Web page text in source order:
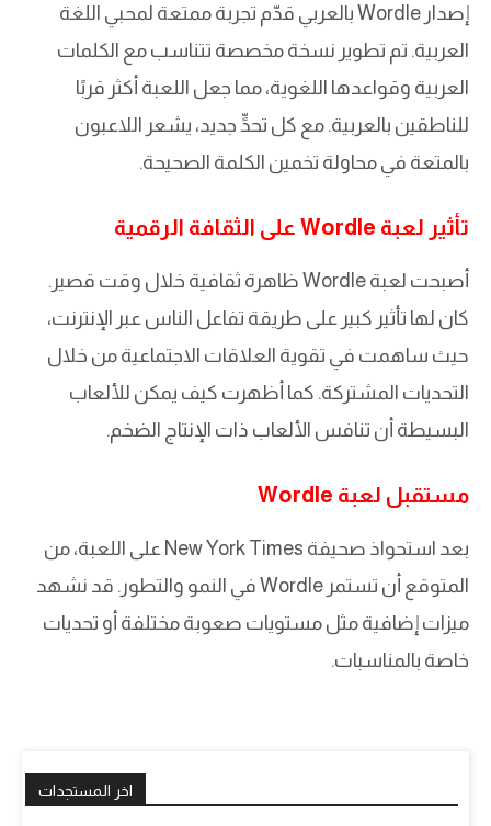
إصدار Wordle بالعربي قدّم تجربة ممتعة لمحبي اللغة
العربية. تم تطوير نسخة مخصصة تتناسب مع الكلمات
العربية وقواعدها اللغوية، مما جعل اللعبة أكثر قربًا
للناطقين بالعربية. مع كل تحدٍّ جديد، يشعر اللاعبون
بالمتعة في محاولة تخمين الكلمة الصحيحة.
تأثير لعبة Wordle على الثقافة الرقمية
أصبحت لعبة Wordle ظاهرة ثقافية خلال وقت قصير.
كان لها تأثير كبير على طريقة تفاعل الناس عبر الإنترنت،
حيث ساهمت في تقوية العلاقات الاجتماعية من خلال
التحديات المشتركة. كما أظهرت كيف يمكن للألعاب
البسيطة أن تنافس الألعاب ذات الإنتاج الضخم.
مستقبل لعبة Wordle
بعد استحواذ صحيفة New York Times على اللعبة، من
المتوقع أن تستمر Wordle في النمو والتطور. قد نشهد
ميزات إضافية مثل مستويات صعوبة مختلفة أو تحديات
خاصة بالمناسبات.
اخر المستجدات